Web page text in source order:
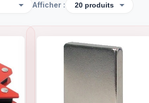
Afficher :